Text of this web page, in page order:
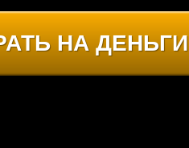
НА ДЕНЬГИ